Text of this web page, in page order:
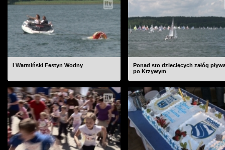
I Warmiński Festyn Wodny
Ponad sto dziecięcych załóg
po Krzywym